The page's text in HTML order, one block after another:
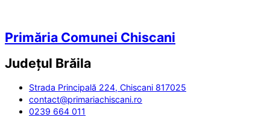
Primăria Comunei Chiscani
Județul Brăila
Strada Principală 224, Chiscani 817025
contact@primariachiscani.ro
0239 664 011